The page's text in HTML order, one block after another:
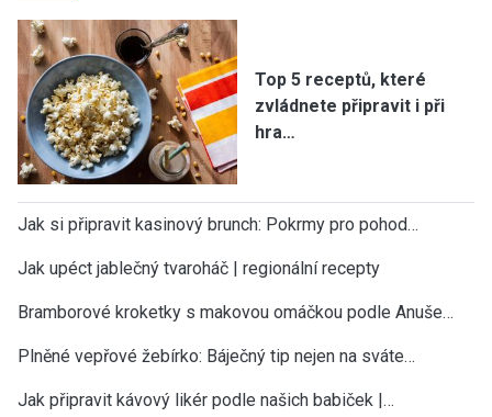
Top 5 receptů, které
zvládnete připravit i při
hra…
Jak si připravit kasinový brunch: Pokrmy pro pohod…
Jak upéct jablečný tvaroháč | regionální recepty
Bramborové kroketky s makovou omáčkou podle Anuše…
Plněné vepřové žebírko: Báječný tip nejen na sváte…
Jak připravit kávový likér podle našich babiček |…